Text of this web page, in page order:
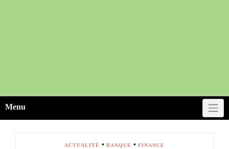
Menu
ACTUALITÉ • BANQUE • FINANCE